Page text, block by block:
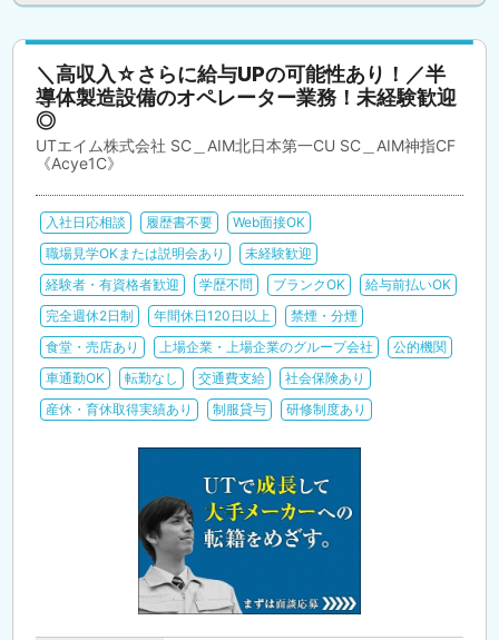
＼高収入☆さらに給与UPの可能性あり！／半
導体製造設備のオペレーター業務！未経験歓迎
◎
UTエイム株式会社 SC＿AIM北日本第一CU SC＿AIM神指CF
《Acye1C》
入社日応相談 履歴書不要
Web面接OK
職場見学OKまたは説明会あり
未経験歓迎
経験者・有資格者歓迎
学歴不問 ブランクOK
給与前払いOK
完全週休2日制
年間休日120日以上
禁煙・分煙
食堂・売店あり
上場企業・上場企業のグループ会社
公的機関
車通勤OK
転勤なし 交通費支給
社会保険あり
産休・育休取得実績あり
制服貸与 研修制度あり